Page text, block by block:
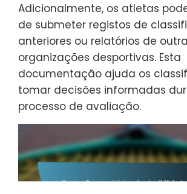
Adicionalmente, os atletas
de submeter registos de
anteriores ou relatórios de
organizações desportivas. Esta
documentação ajuda os
tomar decisões informadas
processo de avaliação.